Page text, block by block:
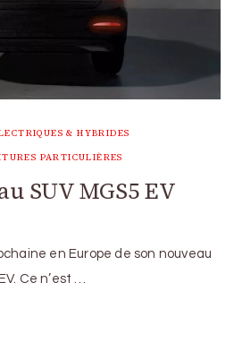
& HYBRIDES
PARTICULIÈRES
SUV MGS5 EV
en Europe de son nouveau
Ce n’est …